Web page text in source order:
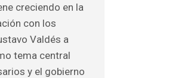
creciendo en la
con los
Valdés a
tema central
y el gobierno